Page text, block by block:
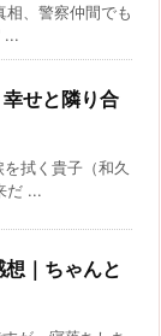
、警察仲間でも
...
せと隣り合
拭く貴子（和久
だ ...
｜ちゃんと